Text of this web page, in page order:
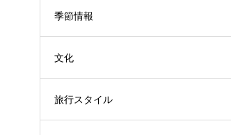
季節情報
文化
旅行スタイル